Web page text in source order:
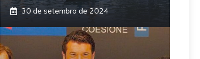
30 de setembro de 2024